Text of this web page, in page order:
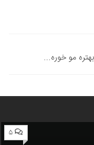
مو خوره...
۵